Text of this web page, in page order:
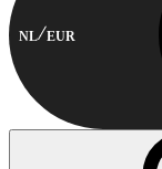
NL EUR